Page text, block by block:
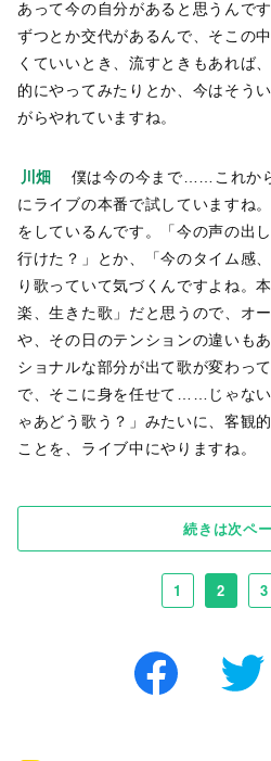
あって今の自分があると思うんで
ずつとか交代があるんで、そこの
くていいとき、流すときもあれば
的にやってみたりとか、今はそう
がらやれていますね。
川畑
僕は今の今まで……これか
にライブの本番で試していますね
をしているんです。「今の声の出
行けた？」とか、「今のタイム感
り歌っていて気づくんですよね。
楽、生きた歌」だと思うので、オ
や、その日のテンションの違いも
ショナルな部分が出て歌が変わっ
で、そこに身を任せて……じゃな
ゃあどう歌う？」みたいに、客観
ことを、ライブ中にやりますね。
続きは次ペ
1 2 3